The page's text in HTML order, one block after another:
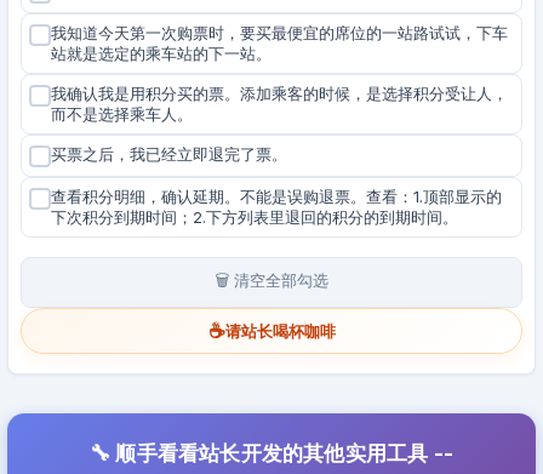
我知道今天第一次购票时，要买最便宜的席位的一站路试试，下车
站就是选定的乘车站的下一站。
我确认我是用积分买的票。添加乘客的时候，是选择积分受让人，
而不是选择乘车人。
买票之后，我已经立即退完了票。
查看积分明细，确认延期。不能是误购退票。查看：1.顶部显示的
下次积分到期时间；2.下方列表里退回的积分的到期时间。
🗑️ 清空全部勾选
☕请站长喝杯咖啡
🔧 顺手看看站长开发的其他实用工具 --